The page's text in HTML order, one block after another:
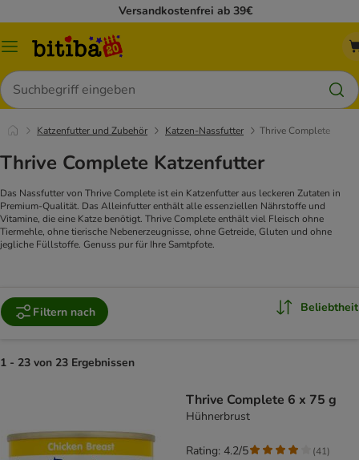
Versandkostenfrei ab 39€
Menü
Suchen
Katzenfutter und Zubehör Katzen-Nassfutter Thrive Complete
Thrive Complete Katzenfutter
Das Nassfutter von Thrive Complete ist ein Katzenfutter aus leckeren Zutaten in
Premium-Qualität. Das Alleinfutter enthält alle essenziellen Nährstoffe und
Vitamine, die eine Katze benötigt. Thrive Complete enthält viel Fleisch ohne
Tiermehle, ohne tierische Nebenerzeugnisse, ohne Getreide, Gluten und ohne
jegliche Füllstoffe. Genuss pur für Ihre Samtpfote.
Filtern nach Beliebtheit
1 - 23 von 23 Ergebnissen
Thrive Complete 6 x 75 g
Hühnerbrust
Rating: 4.2/5 (41)